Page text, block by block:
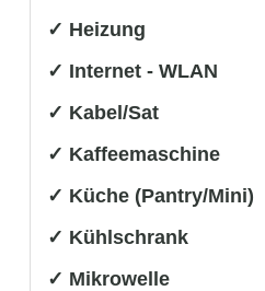
✓ Heizung
✓ Internet - WLAN
✓ Kabel/Sat
✓ Kaffeemaschine
✓ Küche (Pantry/Mini)
✓ Kühlschrank
✓ Mikrowelle